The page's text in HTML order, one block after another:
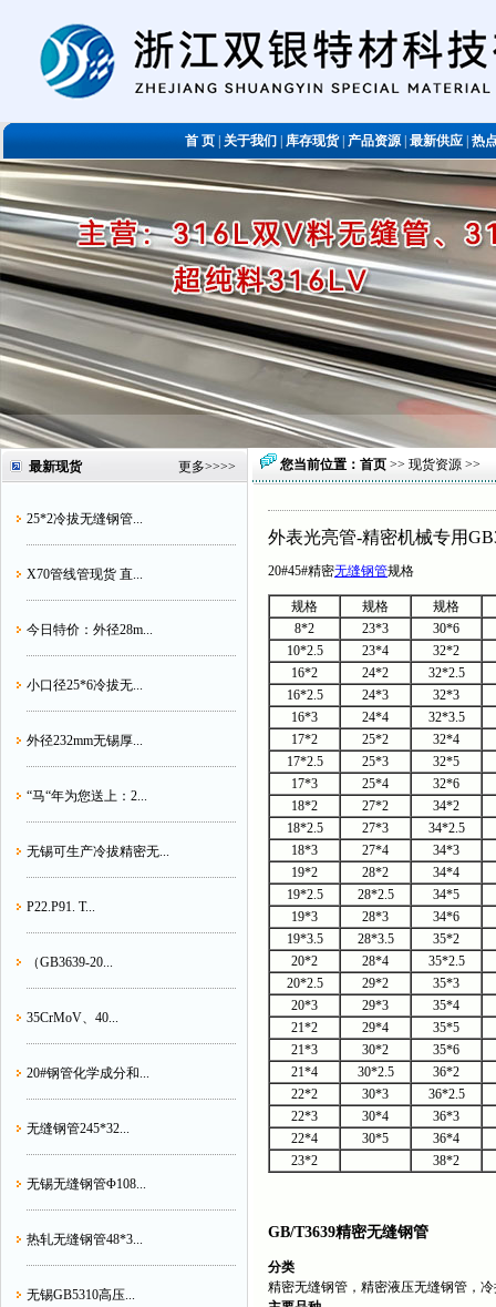
首 页关于我们库存现货|产品资源|最新供应|热
最新现货 更多>>>>
25*2冷拔无缝钢管...
X70管线管现货 直...
今日特价：外径28m...
小口径25*6冷拔无...
外径232mm无锡厚...
“马“年为您送上：2...
无锡可生产冷拔精密无...
P22.P91. T...
（GB3639-20...
35CrMoV、40...
20#钢管化学成分和...
无缝钢管245*32...
无锡无缝钢管Φ108...
热轧无缝钢管48*3...
无锡GB5310高压...
您当前位置： 首页 >> 现货资源 >>
外表光亮管-精密机械专用
20#45#精密无缝钢管规格
规格 规格
规格
8*2
23*3
30*6
10*2.5
23*4
32*2
16*2
24*2
32*2.5
16*2.5
24*3
32*3
16*3
24*4
32*3.5
17*2
25*2
32*4
17*2.5
25*3
32*5
17*3
25*4
32*6
18*2
27*2
34*2
18*2.5
27*3
34*2.5
18*3
27*4
34*3
19*2
28*2
34*4
19*2.5
28*2.5
34*5
19*3
28*3
34*6
19*3.5
28*3.5
35*2
20*2
28*4
35*2.5
20*2.5
29*2
35*3
20*3
29*3
35*4
21*2
29*4
35*5
21*3
30*2
35*6
21*4
30*2.5
36*2
22*2
30*3
36*2.5
22*3
30*4
36*3
22*4
30*5
36*4
23*2
38*2
GB/T3639精密无缝钢管
分类
精密无缝钢管，精密液压无缝钢管，